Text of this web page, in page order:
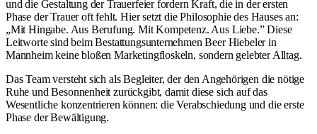
und die Gestaltung der Trauerfeier fordern Kraft, die in der ersten
Phase der Trauer oft fehlt. Hier setzt die Philosophie des Hauses an:
„Mit Hingabe. Aus Berufung. Mit Kompetenz. Aus Liebe.” Diese
Leitworte sind beimBestattungsunternehmen Beer Hiebeler in
Mannheimkeine bloßen Marketingfloskeln, sondern gelebter Alltag.
Das Team versteht sich als Begleiter, der den Angehörigen die nötige
Ruhe und Besonnenheit zurückgibt, damit diese sich auf das
Wesentliche konzentrieren können: die Verabschiedung und die erste
Phase der Bewältigung.